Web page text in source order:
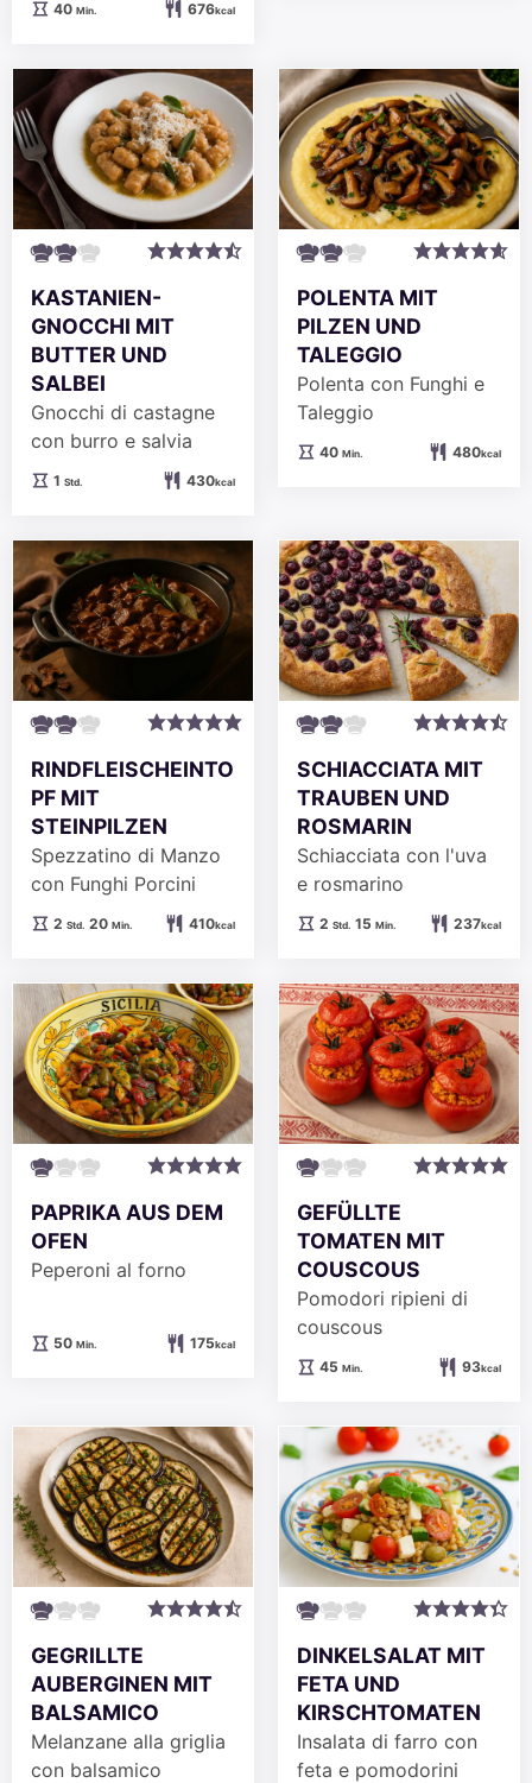
40Minuten
Min. 676kcal
KASTANIEN-
GNOCCHI MIT
BUTTER UND
SALBEI
Gnocchi di castagne
con burro e salvia
1Stunde
Std. 430kcal
POLENTA MIT
PILZEN UND
TALEGGIO
Polenta con Funghi e
Taleggio
40Minuten
Min. 480kcal
RINDFLEISCHEINTO
PF MIT
STEINPILZEN
Spezzatino di Manzo
con Funghi Porcini
2Stunden
Std. 20Minuten
Min. 410kcal
SCHIACCIATA MIT
TRAUBEN UND
ROSMARIN
Schiacciata con l'uva
e rosmarino
2Stunden
Std. 15Minuten
Min. 237kcal
PAPRIKA AUS DEM
OFEN
Peperoni al forno
50Minuten
Min. 175kcal
GEFÜLLTE
TOMATEN MIT
COUSCOUS
Pomodori ripieni di
couscous
45Minuten
Min. 93kcal
GEGRILLTE
AUBERGINEN MIT
BALSAMICO
Melanzane alla griglia
con balsamico
DINKELSALAT MIT
FETA UND
KIRSCHTOMATEN
Insalata di farro con
feta e pomodorini